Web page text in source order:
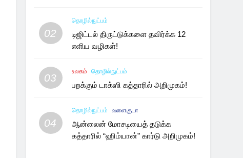
02
தொழில்நுட்பம்
டிஜிட்டல் திருட்டுக்களை தவிர்க்க 12
எளிய வழிகள்!
03
உலகம் தொழில்நுட்பம்
பறக்கும் டாக்ஸி கத்தாரில் அறிமுகம்!
04
தொழில்நுட்பம் வளைகுடா
ஆன்லைன் மோசடியைத் தடுக்க
கத்தாரில் “ஹிம்யான்” கார்டு அறிமுகம்!